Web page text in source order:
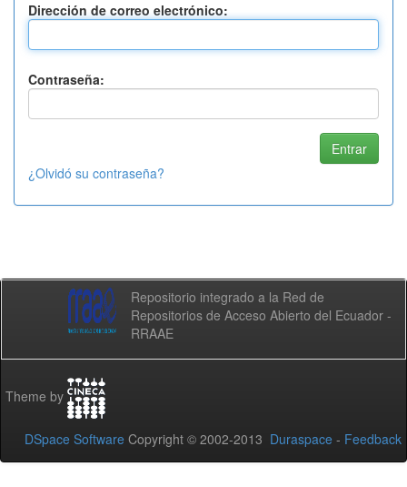
Dirección de correo electrónico:
Contraseña:
¿Olvidó su contraseña?
Repositorio integrado a la Red de
Repositorios de Acceso Abierto del Ecuador -
RRAAE
Theme by
DSpace Software Copyright © 2002-2013 Duraspace - Feedback